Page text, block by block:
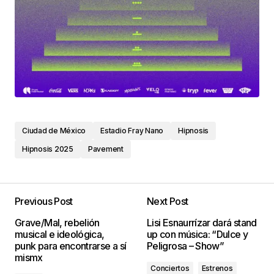
Ciudad de México Estadio Fray Nano
Hipnosis
Hipnosis 2025
Pavement
Previous Post
Grave/Mal, rebelión
musical e ideológica,
punk para encontrarse a sí
mismx
Next Post
Lisi Esnaurrízar dará stand
up con música: “Dulce y
Peligrosa – Show”
Conciertos
Estrenos